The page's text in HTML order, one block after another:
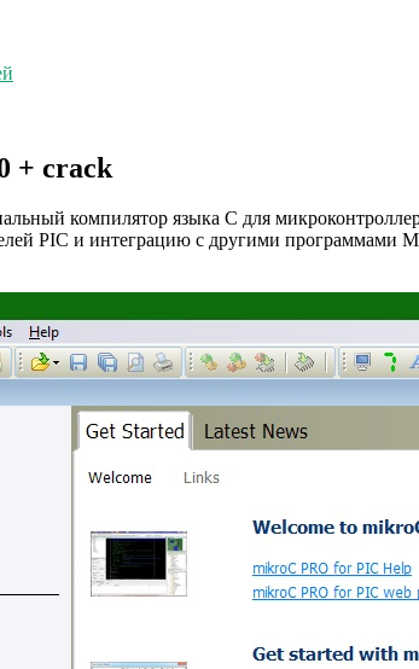
+ crack
компилятор языка C для
PIC и интеграцию с другими программами